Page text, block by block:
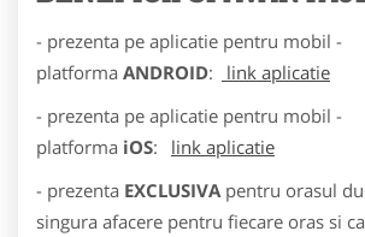
- prezenta pe aplicatie pentru mobil -
platforma ANDROID:
link aplicatie
- prezenta pe aplicatie pentru mobil -
platforma iOS:
link aplicatie
- prezenta EXCLUSIVA pentru orasul
singura afacere pentru fiecare oras si